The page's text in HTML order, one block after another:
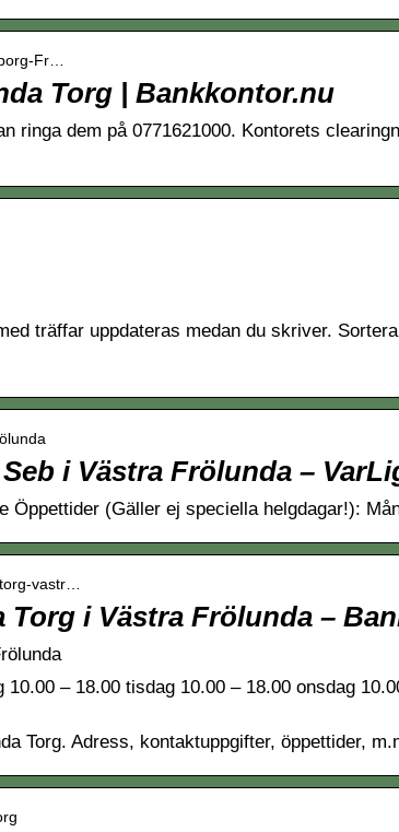
Fr…
Torg | Bankkontor.nu
ringa dem på 0771621000. Kontorets
träffar uppdateras medan du skriver.
i Västra Frölunda –
Öppettider (Gäller ej speciella helgdagar!):
vastr…
i Västra Frölunda –
– 18.00 tisdag 10.00 – 18.00 onsdag
Torg. Adress, kontaktuppgifter, öppettider,